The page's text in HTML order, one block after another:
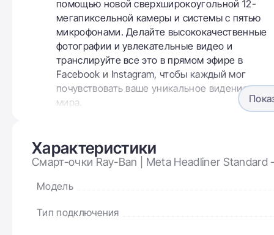
помощью новой сверхширокоугольной 12-
мегапиксельной камеры и системы с пятью
микрофонами. Делайте высококачественные
фотографии и увлекательные видео и
транслируйте все это в прямом эфире в
Facebook и Instagram, чтобы каждый мог
почувствовать ваше уникальное видение
мира.
Характеристики
Смарт-очки Ray-Ban | Meta Headliner
Модель
Тип подключения